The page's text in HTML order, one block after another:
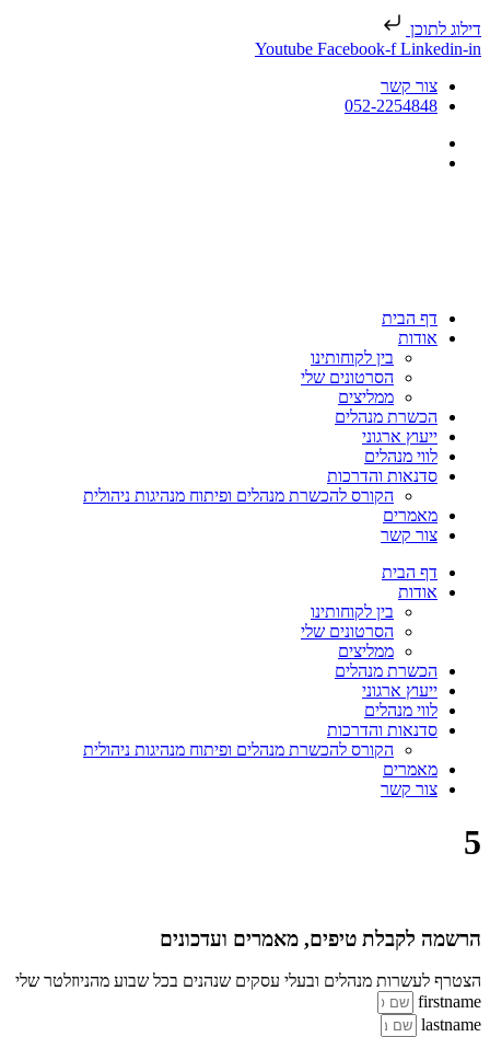
דילוג לתוכן
Youtube Facebook-f Linkedin-in
צור קשר
052-2254848
דף הבית
אודות
בין לקוחותינו
הסרטונים שלי
ממליצים
הכשרת מנהלים
ייעוץ ארגוני
לווי מנהלים
סדנאות והדרכות
הקורס להכשרת מנהלים ופיתוח מנהיגות ניהולית
מאמרים
צור קשר
דף הבית
אודות
בין לקוחותינו
הסרטונים שלי
ממליצים
הכשרת מנהלים
ייעוץ ארגוני
לווי מנהלים
סדנאות והדרכות
הקורס להכשרת מנהלים ופיתוח מנהיגות ניהולית
מאמרים
צור קשר
5
הרשמה לקבלת טיפים, מאמרים ועדכונים
הצטרף לעשרות מנהלים ובעלי עסקים שנהנים בכל שבוע מהניוזלטר שלי
firstname
lastname